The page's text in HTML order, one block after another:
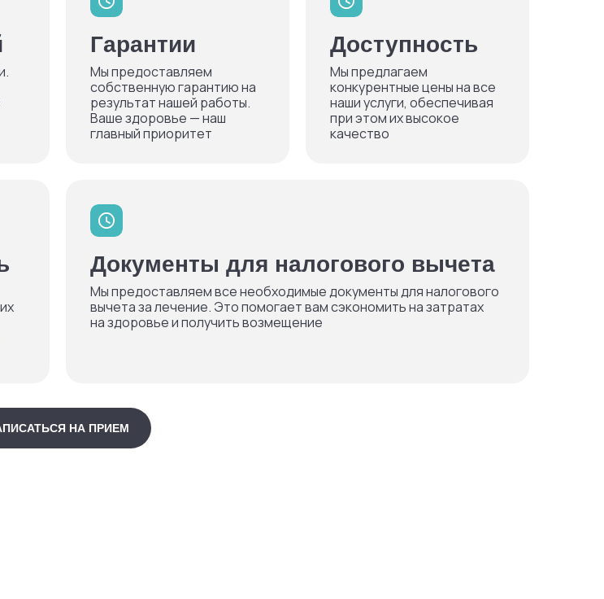
Гарантии
Мы предоставляем
собственную гарантию на
результат нашей работы.
Ваше здоровье — наш
главный приоритет
Доступность
Мы предлагаем
конкурентные цены на все
наши услуги, обеспечивая
при этом их высокое
качество
НА ПРИЕМ
Документы для налогового вычета
Мы предоставляем все необходимые документы для налогового
вычета за лечение. Это помогает вам сэкономить на затратах
на здоровье и получить возмещение